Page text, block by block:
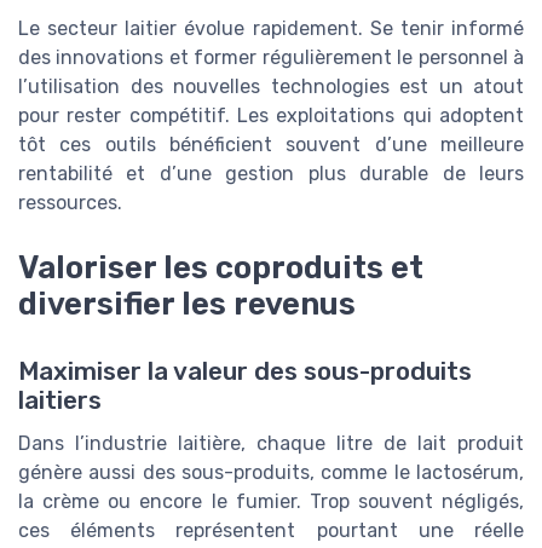
Le secteur laitier évolue rapidement. Se tenir informé
des innovations et former régulièrement le personnel à
l’utilisation des nouvelles technologies est un atout
pour rester compétitif. Les exploitations qui adoptent
tôt ces outils bénéficient souvent d’une meilleure
rentabilité et d’une gestion plus durable de leurs
ressources.
Valoriser les coproduits et
diversifier les revenus
Maximiser la valeur des sous-produits
laitiers
Dans l’industrie laitière, chaque litre de lait produit
génère aussi des sous-produits, comme le lactosérum,
la crème ou encore le fumier. Trop souvent négligés,
ces éléments représentent pourtant une réelle